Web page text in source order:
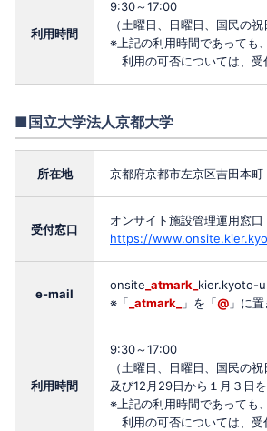
利用時間
9:30～17:00
（土曜日、日曜日、国民の
※上記の利用時間であっても
利用の可否については、受
■国立大学法人京都大学
所在地 京都府京都市左京区吉田本町
受付窓口
オンサイト施設管理運用窓口
https://
e-mail
onsite _atmark_ kier.kyoto-
※「 _atmark_ 」を「@ 」に
利用時間
9:30～17:00
（土曜日、日曜日、国民の
及び12月29日から１月３日を
※上記の利用時間であっても
利用の可否については、受